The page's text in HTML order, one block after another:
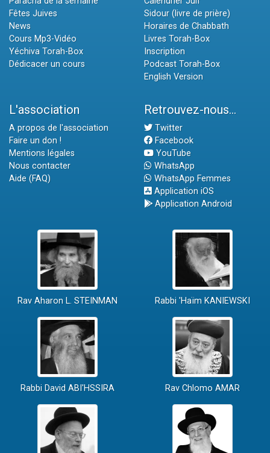
Fêtes Juives
News
Cours Mp3-Vidéo
Yéchiva Torah-Box
Dédicacer un cours
Sidour (livre de prière)
Horaires de Chabbath
Livres Torah-Box
Inscription
Podcast Torah-Box
English Version
L'association
A propos de l'association
Faire un don !
Mentions légales
Nous contacter
Aide (FAQ)
Retrouvez-nous...
Twitter
Facebook
YouTube
WhatsApp
WhatsApp Femmes
Application iOS
Application Android
Rav Aharon L. STEINMAN Rabbi 'Haïm KANIEWSKI
Rabbi David ABI'HSSIRA Rav Chlomo AMAR